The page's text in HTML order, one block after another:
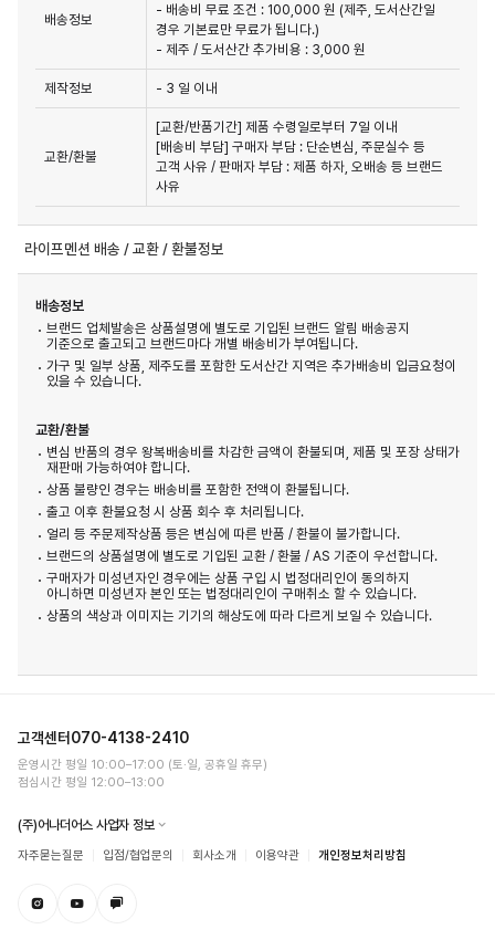
배송정보
- 배송비 무료 조건 : 100,000 원 (제주, 도서산간일
경우 기본료만 무료가 됩니다.)
- 제주 / 도서산간 추가비용 : 3,000 원
제작정보 - 3 일 이내
교환/환불
[교환/반품기간] 제품 수령일로부터 7일 이내
[배송비 부담] 구매자 부담 : 단순변심, 주문실수 등
고객 사유 / 판매자 부담 : 제품 하자, 오배송 등 브랜드
사유
라이프멘션 배송 / 교환 / 환불정보
배송정보
브랜드 업체발송은 상품설명에 별도로 기입된 브랜드 알림 배송공지
기준으로 출고되고 브랜드마다 개별 배송비가 부여됩니다.
가구 및 일부 상품, 제주도를 포함한 도서산간 지역은 추가배송비 입금요청이
있을 수 있습니다.
교환/환불
변심 반품의 경우 왕복배송비를 차감한 금액이 환불되며, 제품 및 포장 상태가
재판매 가능하여야 합니다.
상품 불량인 경우는 배송비를 포함한 전액이 환불됩니다.
출고 이후 환불요청 시 상품 회수 후 처리됩니다.
얼리 등 주문제작상품 등은 변심에 따른 반품 / 환불이 불가합니다.
브랜드의 상품설명에 별도로 기입된 교환 / 환불 / AS 기준이 우선합니다.
구매자가 미성년자인 경우에는 상품 구입 시 법정대리인이 동의하지
아니하면 미성년자 본인 또는 법정대리인이 구매취소 할 수 있습니다.
상품의 색상과 이미지는 기기의 해상도에 따라 다르게 보일 수 있습니다.
고객센터 070-4138-2410
운영시간 평일 10:00–17:00 (토·일, 공휴일 휴무)
점심시간 평일 12:00–13:00
(주)어나더어스 사업자 정보
자주묻는질문 입점/협업문의 회사소개 이용약관 개인정보처리방침